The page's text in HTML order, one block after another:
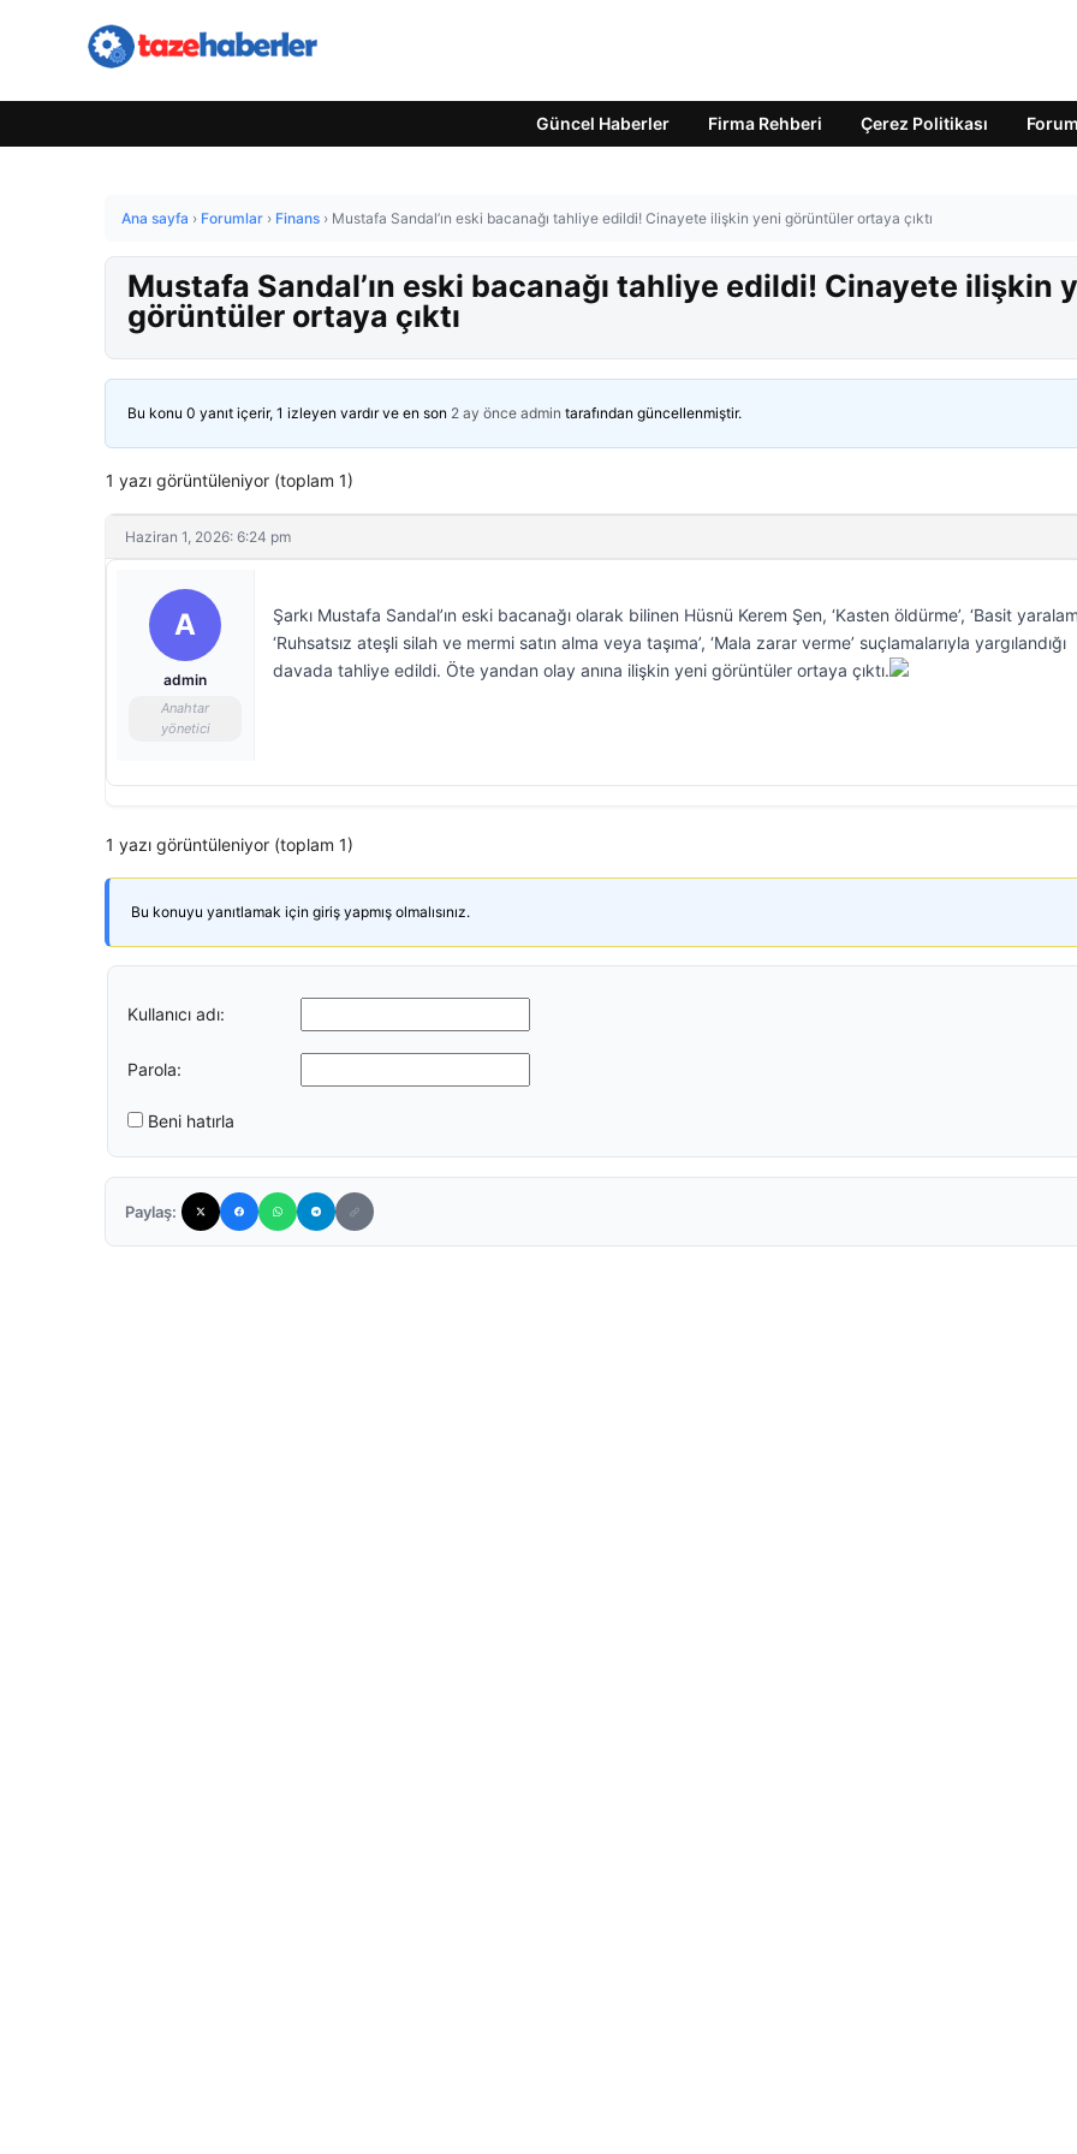
Güncel Haberler Firma Rehberi Çerez Politikası Forum
Ana sayfa › Forumlar › Finans › Mustafa Sandal’ın eski bacanağı tahliye edildi! Cinayete ilişkin yeni görüntüler ortaya çıktı
Mustafa Sandal’ın eski bacanağı tahliye edildi! Cinayete ilişkin
görüntüler ortaya çıktı
Bu konu 0 yanıt içerir, 1 izleyen vardır ve en son 2 ay önce admin tarafından güncellenmiştir.
1 yazı görüntüleniyor (toplam 1)
Haziran 1, 2026: 6:24 pm
A
admin
Anahtar
yönetici
Şarkı Mustafa Sandal’ın eski bacanağı olarak bilinen Hüsnü Kerem Şen, ‘Kasten öldürme’, ‘Basit
‘Ruhsatsız ateşli silah ve mermi satın alma veya taşıma’, ‘Mala zarar verme’ suçlamalarıyla yargılandığı
davada tahliye edildi. Öte yandan olay anına ilişkin yeni görüntüler ortaya çıktı.
1 yazı görüntüleniyor (toplam 1)
Bu konuyu yanıtlamak için giriş yapmış olmalısınız.
Kullanıcı adı:
Parola:
Beni hatırla
Paylaş: